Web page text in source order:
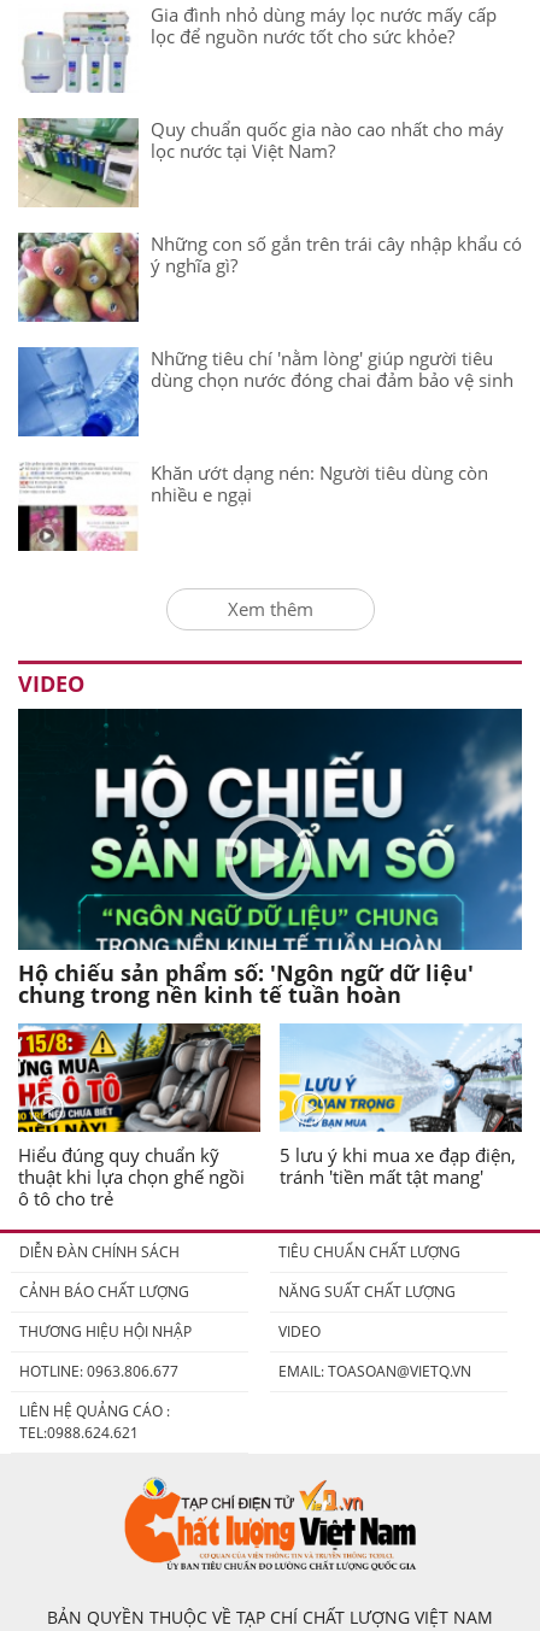
Gia đình nhỏ dùng máy lọc nước mấy cấp
lọc để nguồn nước tốt cho sức khỏe?
Quy chuẩn quốc gia nào cao nhất cho máy
lọc nước tại Việt Nam?
Những con số gắn trên trái cây nhập khẩu có
ý nghĩa gì?
Những tiêu chí 'nằm lòng' giúp người tiêu
dùng chọn nước đóng chai đảm bảo vệ sinh
Khăn ướt dạng nén: Người tiêu dùng còn
nhiều e ngại
Xem thêm
VIDEO
Hộ chiếu sản phẩm số: 'Ngôn ngữ dữ liệu'
chung trong nền kinh tế tuần hoàn
Hiểu đúng quy chuẩn kỹ
thuật khi lựa chọn ghế ngồi
ô tô cho trẻ
5 lưu ý khi mua xe đạp điện,
tránh 'tiền mất tật mang'
DIỄN ĐÀN CHÍNH SÁCH
TIÊU CHUẨN CHẤT LƯỢNG
CẢNH BÁO CHẤT LƯỢNG
NĂNG SUẤT CHẤT LƯỢNG
THƯƠNG HIỆU HỘI NHẬP
VIDEO
HOTLINE: 0963.806.677
EMAIL:TOASOAN@VIETQ.VN
LIÊN HỆ QUẢNG CÁO :
TEL:0988.624.621
BẢN QUYỀN THUỘC VỀ TẠP CHÍ CHẤT LƯỢNG VIỆT NAM